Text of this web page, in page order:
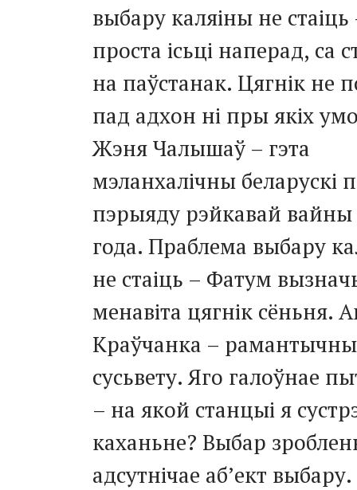
выбару каляіны не стаіць
проста ісьці наперад, са
на паўстанак. Цягнік не
пад адхон ні пры якіх
Жэня Чалышаў – гэта
мэланхалічны беларускі
пэрыяду рэйкавай вайны
года. Праблема выбару
не стаіць – Фатум
менавіта цягнік сёньня.
Краўчанка –
сусьвету. Яго галоўнае
– на якой станцыі я
каханьне? Выбар
адсутнічае аб’ект выбару.